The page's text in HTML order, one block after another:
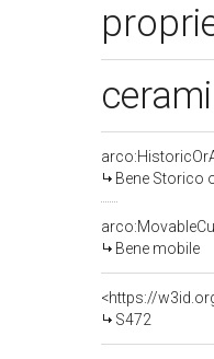
Bene Storico
Bene mobile
<https://
S472